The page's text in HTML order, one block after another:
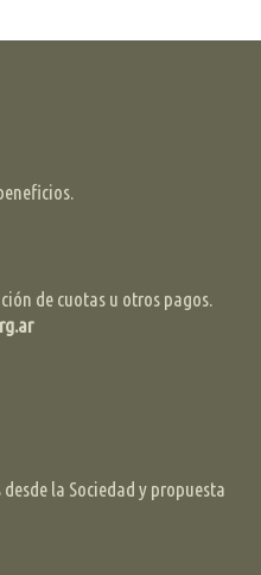
de cuotas u otros pagos.
la Sociedad y propuesta